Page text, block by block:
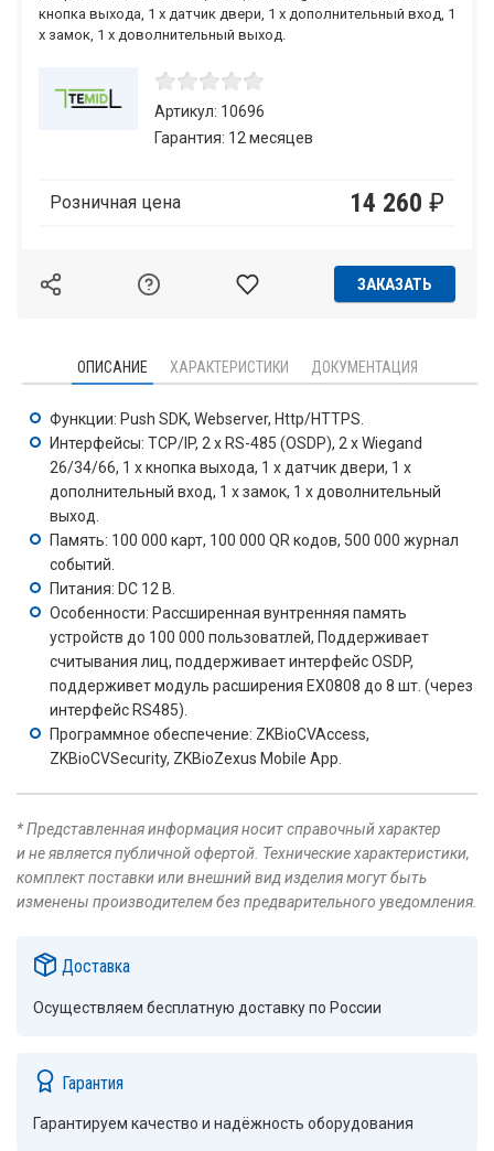
кнопка выхода, 1 x датчик двери, 1 x дополнительный вход, 1
x замок, 1 x доволнительный выход.
Артикул: 10696
Гарантия: 12 месяцев
Розничная цена 14 260 ₽
ЗАКАЗАТЬ
ОПИСАНИЕ ХАРАКТЕРИСТИКИ ДОКУМЕНТАЦИЯ
Функции: Push SDK, Webserver, Http/HTTPS.
Интерфейсы: TCP/IP, 2 x RS-485 (OSDP), 2 x Wiegand
26/34/66, 1 x кнопка выхода, 1 x датчик двери, 1 x
дополнительный вход, 1 x замок, 1 x доволнительный
выход.
Память: 100 000 карт, 100 000 QR кодов, 500 000 журнал
событий.
Питания: DC 12 В.
Особенности: Рассширенная вунтренняя память
устройств до 100 000 пользоватлей, Поддерживает
считывания лиц, поддерживает интерфейс OSDP,
поддерживет модуль расширения EX0808 до 8 шт. (через
интерфейс RS485).
Программное обеспечение: ZKBioCVAccess,
ZKBioCVSecurity, ZKBioZexus Mobile App.
* Представленная информация носит справочный характер
и не является публичной офертой. Технические характеристики,
комплект поставки или внешний вид изделия могут быть
изменены производителем без предварительного уведомления.
Доставка
Осуществляем бесплатную доставку по России
Гарантия
Гарантируем качество и надёжность оборудования